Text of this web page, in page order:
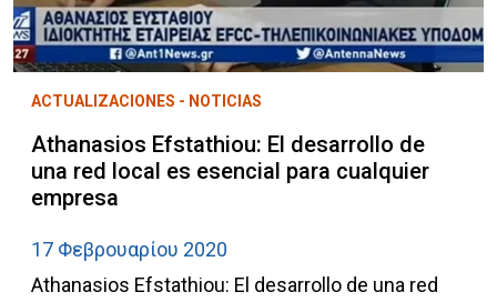
ACTUALIZACIONES - NOTICIAS
Athanasios Efstathiou: El desarrollo de
una red local es esencial para cualquier
empresa
17 Φεβρουαρίου 2020
Athanasios Efstathiou: El desarrollo de una red